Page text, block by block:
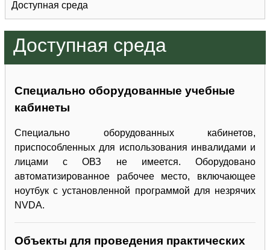
Доступная среда
Доступная среда
Специально оборудованные учебные
кабинеты
Специально оборудованных кабинетов,
приспособленных для использования инвалидами и
лицами с ОВЗ не имеется. Оборудовано
автоматизированное рабочее место, включающее
ноутбук с установленной программой для незрячих
NVDA.
Объекты для проведения практических